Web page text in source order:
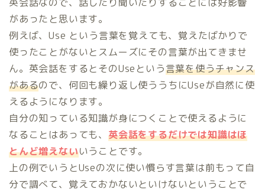
があったと思います。
例えば、Use という言葉を覚えても、覚えたばかりで
使ったことがないとスムーズにその言葉が出てきませ
ん。英会話をするとそのUseという言葉を使うチャンス
があるので、何回も繰り返し使ううちにUseが自然に使
えるようになります。
自分の知っている知識が身につくことで使えるように
なることはあっても、英会話をするだけでは知識はほ
とんど増えないいうことです。
上の例でいうとUseの次に使い慣らす言葉は前もって自
分で調べて、覚えておかないといけないということで